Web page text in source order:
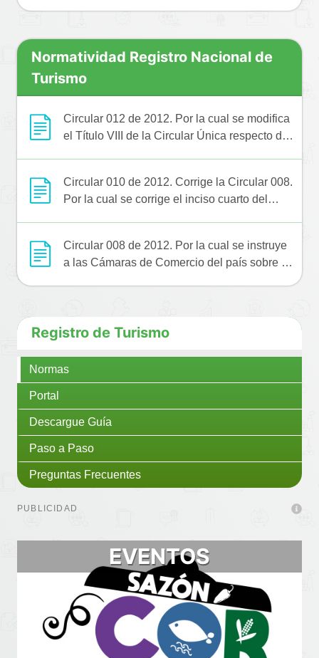
Normatividad Registro Nacional de
Turismo
Circular 012 de 2012. Por la cual se modifica
el Título VIII de la Circular Única respecto de
comercio en virtud de lo dispuesto en el
artículo 166 del Decreto Ley 019 de 2012
Circular 010 de 2012. Corrige la Circular 008.
Por la cual se corrige el inciso cuarto del
Circular 008 de 2012. Por la cual se instruye
a las Cámaras de Comercio del país sobre la
Registro de Turismo
Normas
Portal
Descargue Guía
Paso a Paso
Preguntas Frecuentes
PUBLICIDAD
EVENTOS